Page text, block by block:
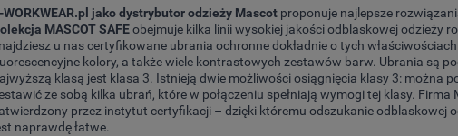
WORKWEAR.pl jako dystrybutor odzieży Mascot proponuje najlepsze
MASCOT SAFEobejmuje kilka linii wysokiej jakości odblaskowej odzieży
u nas certyfikowane ubrania ochronne dokładnie o tych
kolory, a także wiele kontrastowych zestawów barw. Ubrania są
klasą jest klasa 3. Istnieją dwie możliwości osiągnięcia klasy 3: można
ze sobą kilka ubrań, które w połączeniu spełniają wymogi tej klasy.
przez instytut certyfikacji – dzięki któremu odszukanie odblaskowej
naprawdę łatwe.